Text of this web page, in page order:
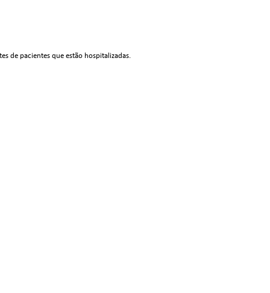
de pacientes que estão hospitalizadas.